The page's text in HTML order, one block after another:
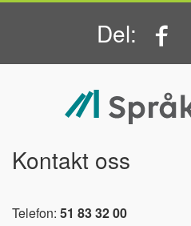
Del:
Kontakt oss
Telefon: 51 83 32 00